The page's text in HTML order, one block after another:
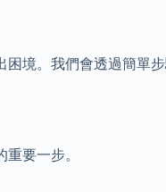
境。我們會透過簡單
要一步。